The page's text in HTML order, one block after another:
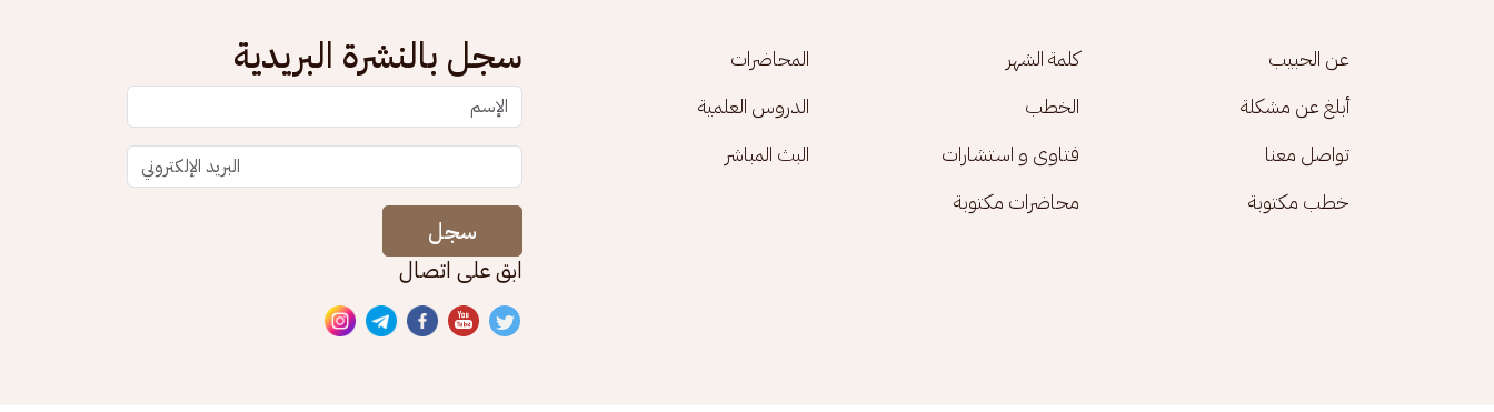
Footer menu
عن الحبيب كلمة الشهر
المحاضرات
أبلغ عن مشكلة
الخطب
الدروس العلمية
تواصل معنا
فتاوى و استشارات
البث المباشر
خطب مكتوبة
محاضرات مكتوبة
سجل بالنشرة البريدية
سجل
ابق على اتصال